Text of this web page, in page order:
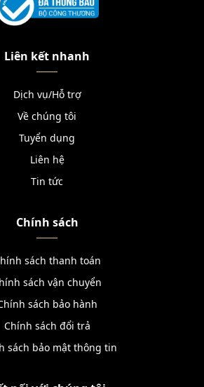
Liên kết nhanh
Dịch vụ/Hỗ trợ
Về chúng tôi
Tuyển dụng
Liên hệ
Tin tức
Chính sách
sách thanh toán
sách vận chuyển
sách bảo hành
Chính sách đổi trả
sách bảo mật thông tin